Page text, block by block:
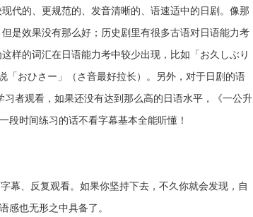
的、更规范的、发音清晰的、语速适中的日剧。像那
是效果没有那么好；历史剧里有很多古语对日语能力考
样的词汇在日语能力考中较少出现，比如「お久しぶり
「おひさー」（さ音最好拉长）。另外，对于日剧的语
者观看，如果还没有达到那么高的日语水平，《一公升
段时间练习的话不看字幕基本全能听懂！
、反复观看。如果你坚持下去，不久你就会发现，自
感也无形之中具备了。